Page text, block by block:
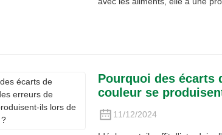
Pourquoi des écarts
couleur se
11/12/2024